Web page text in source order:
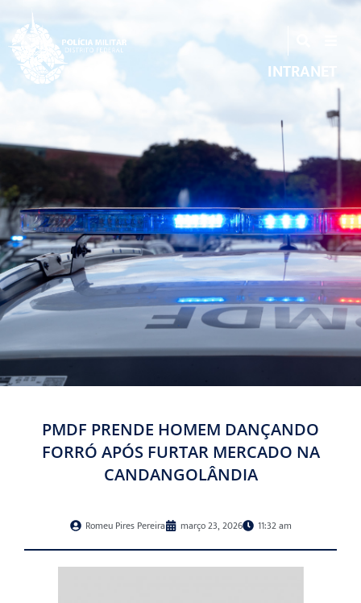
INTRANET
PMDF PRENDE HOMEM DANÇANDO
FORRÓ APÓS FURTAR MERCADO NA
CANDANGOLÂNDIA
Romeu Pires Pereira março 23, 2026 11:32 am